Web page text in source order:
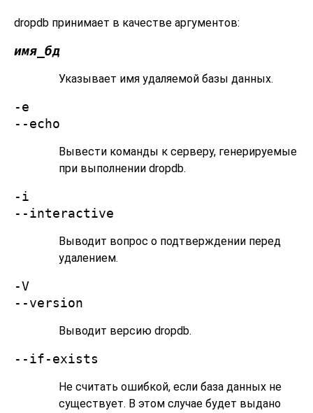
dropdb принимает в качестве аргументов:
имя_бд
Указывает имя удаляемой базы данных.
-e
--echo
Вывести команды к серверу, генерируемые
при выполнении dropdb.
-i
--interactive
Выводит вопрос о подтверждении перед
удалением.
-V
--version
Выводит версию dropdb.
--if-exists
Не считать ошибкой, если база данных не
существует. В этом случае будет выдано